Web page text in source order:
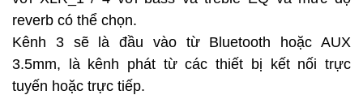
reverb có thể chọn.
Kênh 3 sẽ là đầu vào từ Bluetooth hoặc AUX
3.5mm, là kênh phát từ các thiết bị kết nối trực
tuyến hoặc trực tiếp.